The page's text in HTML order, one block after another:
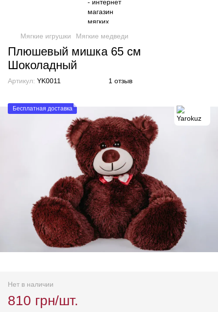
Мягкие игрушки Мягкие медведи
Плюшевый мишка 65 см
Шоколадный
Артикул: YK0011 1 отзыв
Бесплатная доставка
Нет в наличии
810 грн/шт.